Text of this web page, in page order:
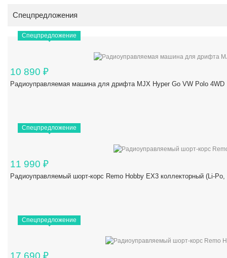
Спецпредложения
Спецпредложение
10 890 ₽
Радиоуправляемая машина для дрифта MJX Hyper Go VW Polo
Спецпредложение
11 990 ₽
Радиоуправляемый шорт-корс Remo Hobby EX3 коллекторный (Li-
Спецпредложение